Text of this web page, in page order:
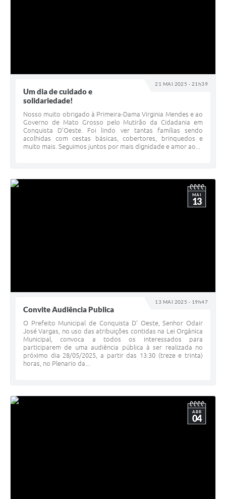
21 MAI 2025 - 21h39
Um dia de cuidado e
solidariedade!
Nosso muito obrigado à Primeira-Dama Virginia Mendes e ao
Governo de Mato Grosso pelo Mutirão da Cidadania em
Conquista D’Oeste. Foi lindo ver tantas famílias sendo
acolhidas com cestas básicas, cobertores, brinquedos e
muito mais. Seguimos juntos por mais dignidade e amor ao...
13 MAI 2025 - 19h47
MAI
13
Convite Audiência Publica
O Prefeito Municipal de Conquista D’ Oeste, Senhor Odair
José Vargas, no uso das atribuições contidas na Lei Orgânica
Municipal, convoca a todos os interessados para
participarem de uma audiência pública à ser realizada no
próximo dia 28/05/2025, a partir das 13:30 (treze e trinta)
horas, no Plenario da...
ABR
04